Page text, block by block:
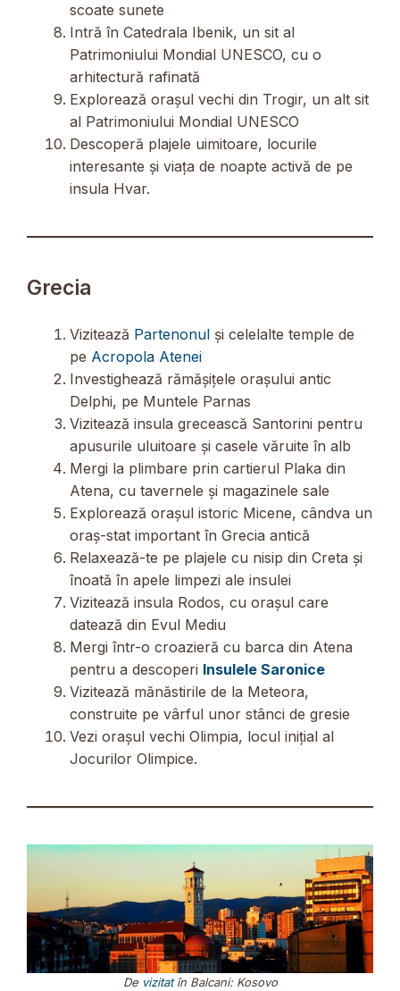
scoate sunete
Intră în Catedrala Ibenik, un sit al
Patrimoniului Mondial UNESCO, cu o
arhitectură rafinată
Explorează orașul vechi din Trogir, un alt sit
al Patrimoniului Mondial UNESCO
Descoperă plajele uimitoare, locurile
interesante și viața de noapte activă de pe
insula Hvar.
Grecia
Vizitează Partenonul și celelalte temple de
pe Acropola Atenei
Investighează rămășițele orașului antic
Delphi, pe Muntele Parnas
Vizitează insula grecească Santorini pentru
apusurile uluitoare și casele văruite în alb
Mergi la plimbare prin cartierul Plaka din
Atena, cu tavernele și magazinele sale
Explorează orașul istoric Micene, cândva un
oraș-stat important în Grecia antică
Relaxează-te pe plajele cu nisip din Creta și
înoată în apele limpezi ale insulei
Vizitează insula Rodos, cu orașul care
datează din Evul Mediu
Mergi într-o croazieră cu barca din Atena
pentru a descoperi Insulele Saronice
Vizitează mănăstirile de la Meteora,
construite pe vârful unor stânci de gresie
Vezi orașul vechi Olimpia, locul inițial al
Jocurilor Olimpice.
De vizitatîn Balcani: Kosovo